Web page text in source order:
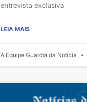
entrevista exclusiva
LEIA MAIS
A Equipe Guardiã da Notícia